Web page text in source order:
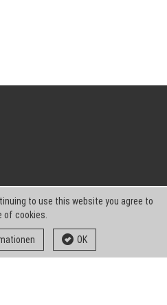
to use this website you agree to
of cookies.
OK